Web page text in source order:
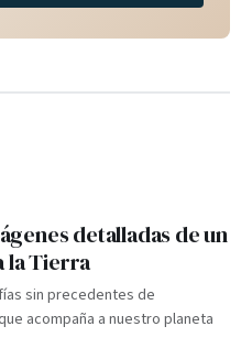
detalladas de un
la Tierra
sin precedentes de
acompaña a nuestro planeta